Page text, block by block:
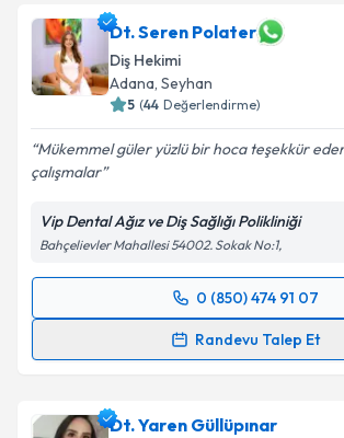
takvim hazırlandığında e-posta ile
E-posta Adresiniz
kapsamda işlenmesini kabul
Takvim Talebini Gönder
Dt. Seren Polater
Diş Hekimi
Adana, Seyhan
5 (44 Değerlendirme)
Mükemmel güler yüzlü bir hoca teşekkür
çalışmalar
Vip Dental Ağız ve Diş Sağlığı Polikliniği
Bahçelievler Mahallesi 54002. Sokak No:1,
0 (850) 474 91 07
Randevu Talep Et
Randevu Takvimi Talebi
takvim hazırlandığında e-posta ile
Dt. Yaren Güllüpınar